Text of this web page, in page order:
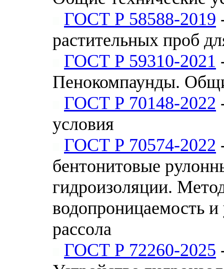
ГОСТ Р 58588-2019
растительных проб
ГОСТ Р 59310-2021
Пенокомпаунды.
ГОСТ Р 70148-2022
условия
ГОСТ Р 70574-2022
бентонитовые
гидроизоляции.
водопроницаемость
рассола
ГОСТ Р 72260-2025